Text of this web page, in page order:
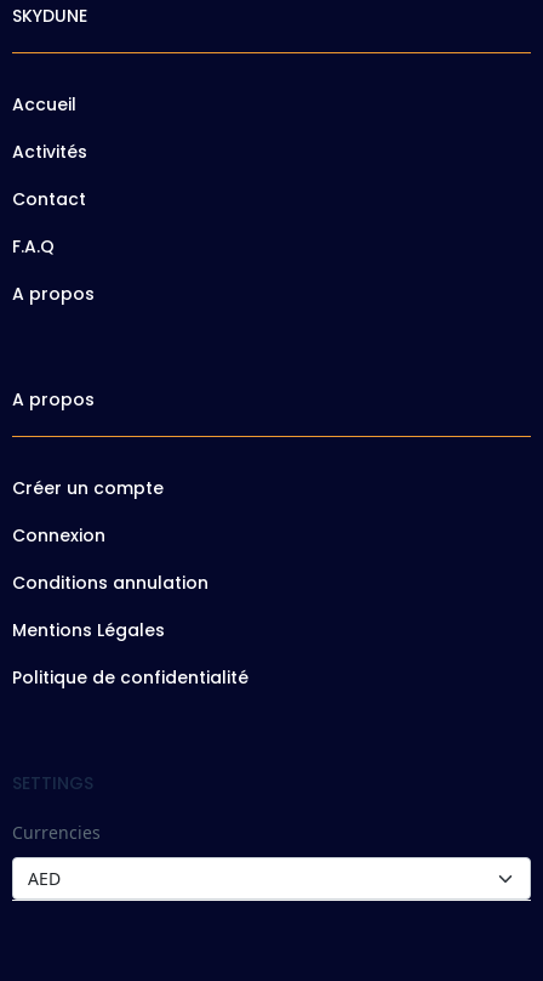
SKYDUNE
Accueil
Activités
Contact
F.A.Q
A propos
A propos
Créer un compte
Connexion
Conditions annulation
Mentions Légales
Politique de confidentialité
SETTINGS
Currencies